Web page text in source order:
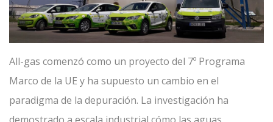
All-gas comenzó como un proyecto del 7º Programa
Marco de la UE y ha supuesto un cambio en el
paradigma de la depuración. La investigación ha